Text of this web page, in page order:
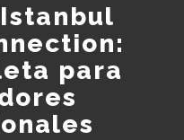
Istanbul
para